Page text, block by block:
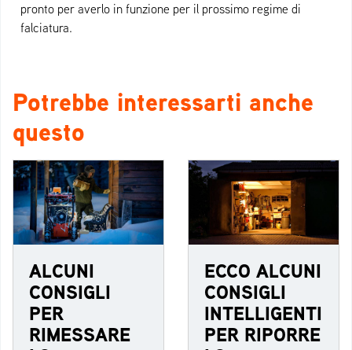
pronto per averlo in funzione per il prossimo regime di
falciatura.
Potrebbe interessarti anche
questo
ALCUNI
CONSIGLI
PER
RIMESSARE
ECCO ALCUNI
CONSIGLI
INTELLIGENTI
PER RIPORRE